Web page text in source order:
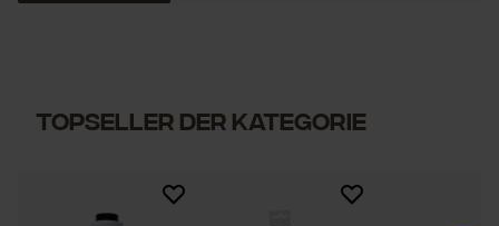
Topseller der Kategorie